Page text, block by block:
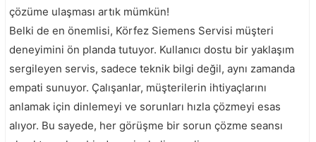
çözüme ulaşması artık mümkün!
Belki de en önemlisi, Körfez Siemens Servisi müşteri
deneyimini ön planda tutuyor. Kullanıcı dostu bir yaklaşım
sergileyen servis, sadece teknik bilgi değil, aynı zamanda
empati sunuyor. Çalışanlar, müşterilerin ihtiyaçlarını
anlamak için dinlemeyi ve sorunları hızla çözmeyi esas
alıyor. Bu sayede, her görüşme bir sorun çözme seansı